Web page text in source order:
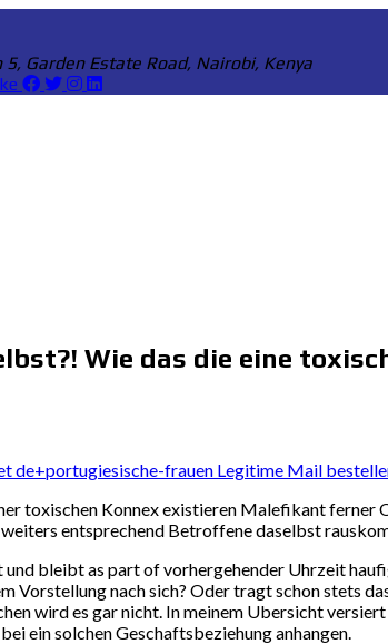
Garden Estate Road, Nairobi, Kenya
Wie das die eine
de+portugiesische-frauen Legitime Mail
toxischen Konnex existieren Malefikant ferner
entsprechend Betroffene daselbst
bleibt as part of vorhergehender Uhrzeit
Vorstellung nach sich? Oder tragt schon stets
wird es gar nicht. In meinem Ubersicht
ein solchen Geschaftsbeziehung anhangen.